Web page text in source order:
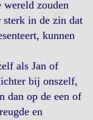
wereld zouden
sterk in de zin dat
kunnen
als Jan of
bij onszelf,
dan op de een of
en